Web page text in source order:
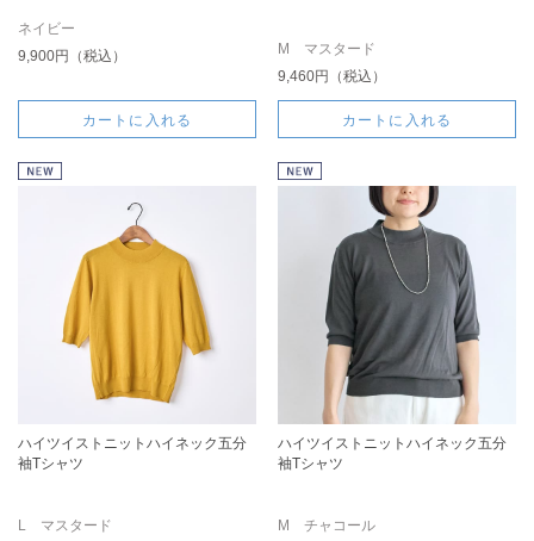
ネイビー
9,900円（税込）
カートに入れる
M マスタード
9,460円（税込）
カートに入れる
ハイツイストニットハイネック五分
袖Tシャツ
L マスタード
ハイツイストニットハイネック五分
袖Tシャツ
M チャコール